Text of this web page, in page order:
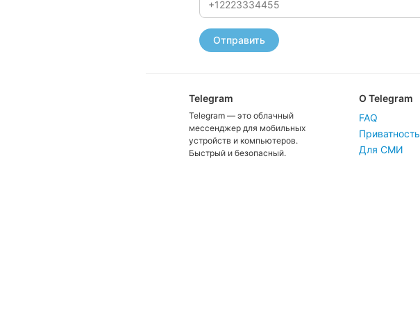
Отправить
Telegram
Telegram — это облачный
мессенджер для мобильных
устройств и компьютеров.
Быстрый и безопасный.
О Telegram
FAQ
Приватность
Для СМИ